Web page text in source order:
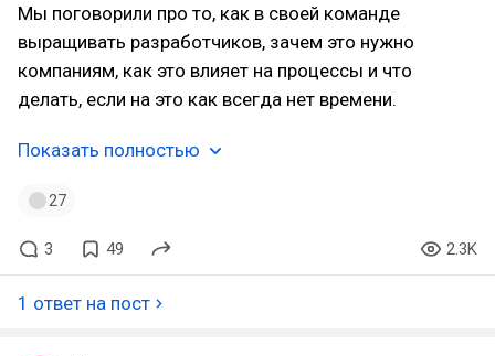
Мы поговорили про то, как в своей команде
выращивать разработчиков, зачем это нужно
компаниям, как это влияет на процессы и что
делать, если на это как всегда нет времени.
Показать полностью
27
3 49 2.3K
1 ответ на пост